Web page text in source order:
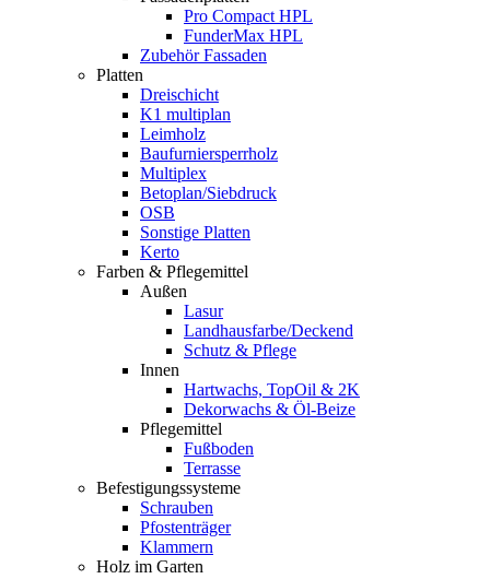
Pro Compact HPL
FunderMax HPL
Zubehör Fassaden
Platten
Dreischicht
K1 multiplan
Leimholz
Baufurniersperrholz
Multiplex
Betoplan/Siebdruck
OSB
Sonstige Platten
Kerto
Farben & Pflegemittel
Außen
Lasur
Landhausfarbe/Deckend
Schutz & Pflege
Innen
Hartwachs, TopOil & 2K
Dekorwachs & Öl-Beize
Pflegemittel
Fußboden
Terrasse
Befestigungssysteme
Schrauben
Pfostenträger
Klammern
Holz im Garten